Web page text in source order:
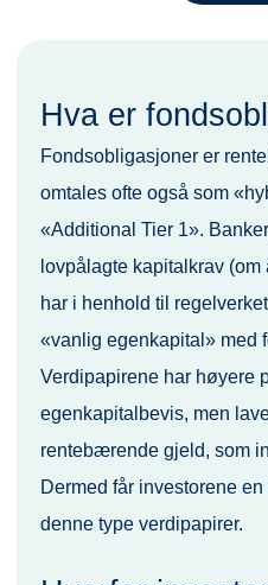
Hva er
Fondsobligasjoner er
omtales ofte også som
«Additional Tier 1».
lovpålagte kapitalkrav
har i henhold til
«vanlig egenkapital» med
Verdipapirene har høyere
egenkapitalbevis, men
rentebærende gjeld, som
Dermed får investorene
denne type verdipapirer.